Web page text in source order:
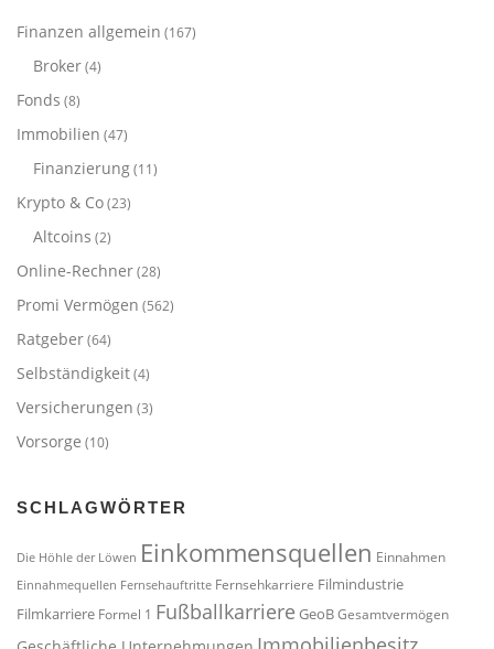
Finanzen allgemein (167)
Broker(4)
Fonds (8)
Immobilien (47)
Finanzierung(11)
Krypto & Co(23)
Altcoins (2)
Online-Rechner(28)
Promi Vermögen (562)
Ratgeber(64)
Selbständigkeit(4)
Versicherungen (3)
Vorsorge (10)
SCHLAGWÖRTER
Die Höhle der Löwen Einkommensquellen Einnahmen
Einnahmequellen Fernsehauftritte Fernsehkarriere Filmindustrie
Filmkarriere Formel 1 Fußballkarriere GeoBGesamtvermögen